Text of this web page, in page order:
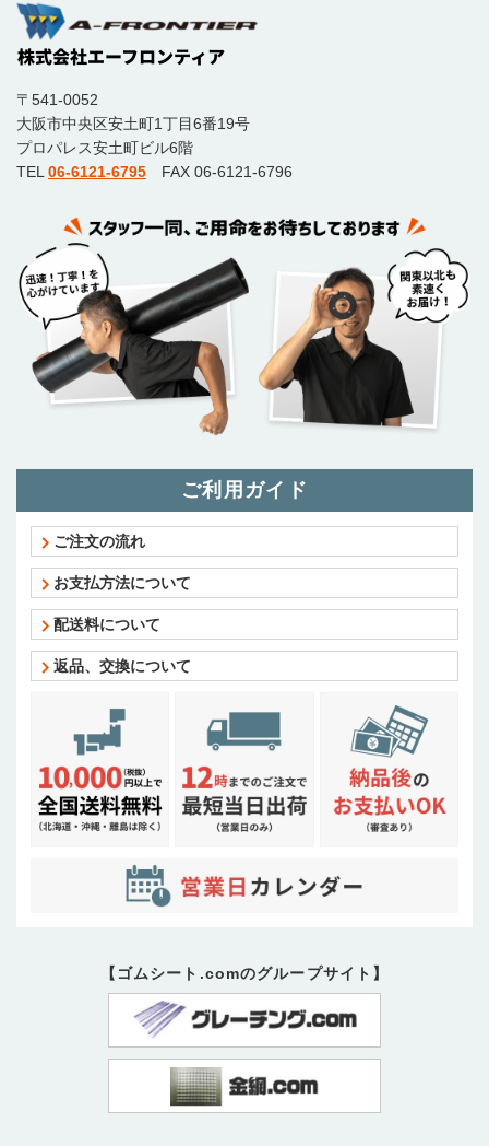
〒541-0052
大阪市中央区安土町1丁目6番19号
プロパレス安土町ビル6階
TEL 06-6121-6795 FAX 06-6121-6796
ご利用ガイド
ご注文の流れ
お支払方法について
配送料について
返品、交換について
【ゴムシート.comのグループサイト】